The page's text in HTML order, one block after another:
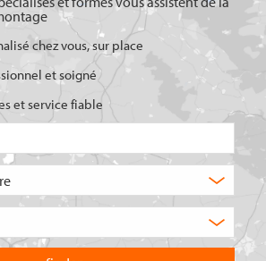
chez vous, sur place
et soigné
et service fiable
de
recherchez-
vous
pays